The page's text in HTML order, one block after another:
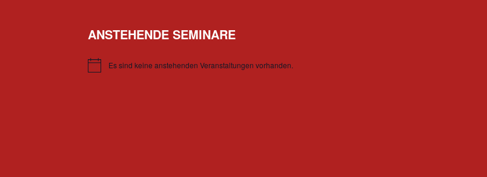
ANSTEHENDE SEMINARE
HinweisEs sind keine anstehenden Veranstaltungen vorhanden.